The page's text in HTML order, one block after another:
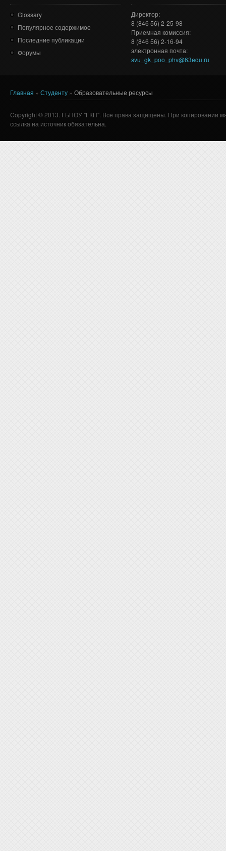
Glossary
Популярное содержимое
Последние публикации
Форумы
Директор:
8 (846 56) 2-25-98
Приемная комиссия:
8 (846 56) 2-16-94
электронная почта:
svu_gk_poo_phv@63edu.ru
Вы здесь
Главная » Студенту » Образовательные ресурсы
Copyright © 2013. ГБПОУ "ГКП". Все права защищены. При копировании
ссылка на источник обязательна.